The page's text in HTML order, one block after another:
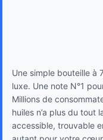
Une simple bouteille à
luxe. Une note N°1
Millions de
huiles n’a plus du tout
accessible, trouvable